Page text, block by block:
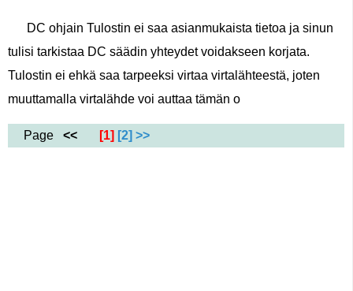
DC ohjain Tulostin ei saa asianmukaista tietoa ja sinun
tulisi tarkistaa DC säädin yhteydet voidakseen korjata.
Tulostin ei ehkä saa tarpeeksi virtaa virtalähteestä, joten
muuttamalla virtalähde voi auttaa tämän o
Page << [1] [2] >>